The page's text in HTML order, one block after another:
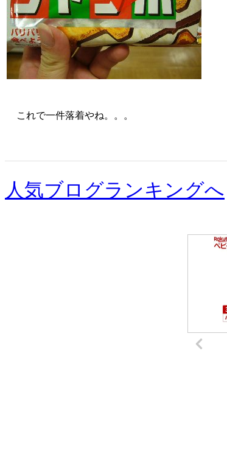
これで一件落着やね。。。
人気ブログランキングへ